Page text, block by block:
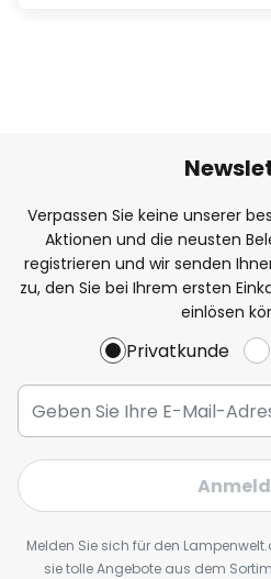
Verpassen Sie keine unserer
Aktionen und die neusten
registrieren und wir senden
zu, den Sie bei Ihrem ersten
einlösen
Privatkunde
Melden Sie sich für den
sie tolle Angebote aus dem